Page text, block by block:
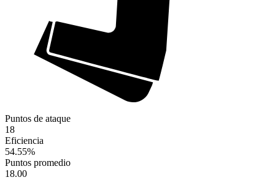
Puntos de ataque
18
Eficiencia
54.55%
Puntos promedio
18.00